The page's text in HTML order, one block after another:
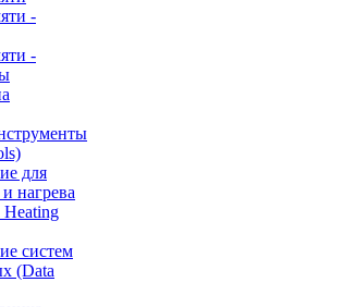
-
-
для
нагрева
Heating
систем
(Data